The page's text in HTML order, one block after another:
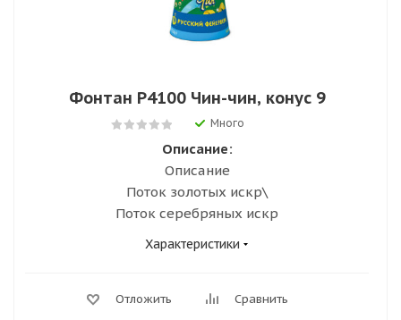
Фонтан Р4100 Чин-чин, конус 9
Много
Описание:
Описание
Поток золотых искр\
Поток серебряных искр
Характеристики
Отложить Сравнить